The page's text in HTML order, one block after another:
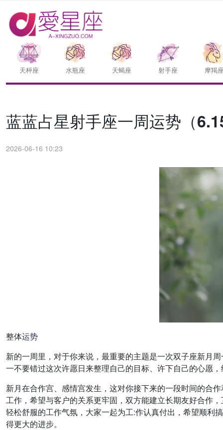
天枰座 水瓶座 天蝎座 射手座 摩羯
蓝蓝占星射手座一周运势（
2026-06-16 10:23
整体运势
新的一周里，对于你来说，最重要的主题是一次双子座新月
一不要错过这次许愿日来整理自己的目标、许下自己的心愿
新月在合作宫、感情宫发生，这对你接下来的一段时间的合
工作，希望与客户的关系更牢固，双方能建立长期友好合作
轻松舒服的工作气氛，大家一起为工:作认真付出，希望顺利
得更大的进步。